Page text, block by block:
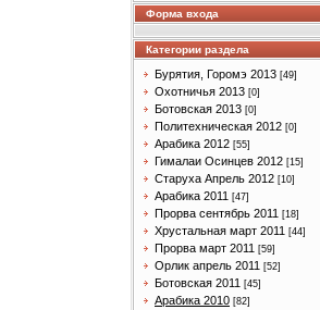
Форма входа
Категории раздела
Бурятия, Горомэ 2013 [49]
Охотничья 2013 [0]
Ботовская 2013 [0]
Политехническая 2012 [0]
Арабика 2012 [55]
Гималаи Осинцев 2012 [15]
Старуха Апрель 2012 [10]
Арабика 2011 [47]
Прорва сентябрь 2011 [18]
Хрустальная март 2011 [44]
Прорва март 2011 [59]
Орлик апрель 2011 [52]
Ботовская 2011 [45]
Арабика 2010 [82]